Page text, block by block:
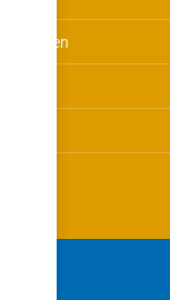
Leistungen